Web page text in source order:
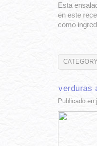
Esta
en este
como
verduras
Publicado en